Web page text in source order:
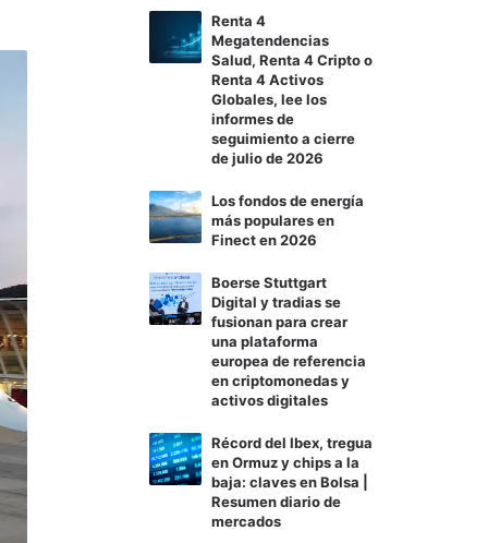
Renta 4
Megatendencias
Salud, Renta 4 Cripto o
Renta 4 Activos
Globales, lee los
informes de
seguimiento a cierre
de julio de 2026
Los fondos de energía
más populares en
Finect en 2026
Boerse Stuttgart
Digital y tradias se
fusionan para crear
una plataforma
europea de referencia
en criptomonedas y
activos digitales
Récord del Ibex, tregua
en Ormuz y chips a la
baja: claves en Bolsa |
Resumen diario de
mercados